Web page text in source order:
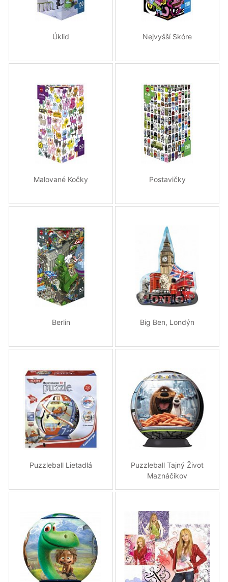
Úklid Nejvyšší Skóre
Malované Kočky Postavičky
Berlin Big Ben, Londýn
Puzzleball Lietadlá
Puzzleball Tajný Život
Maznáčikov